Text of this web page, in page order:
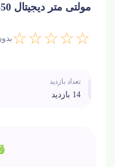
مولتی متر دیجیتال HIOKI 3256-50 ژاپن
☆☆☆☆☆
تعداد بازدید
14 بازدید